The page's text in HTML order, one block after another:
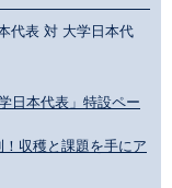
代表 対 大学日本代
日本代表」特設ペー
収穫と課題を手にア